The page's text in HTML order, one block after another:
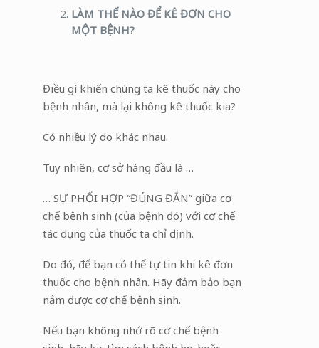
LÀM THẾ NÀO ĐỂ KÊ ĐƠN CHO
MỘT BỆNH?
Điều gì khiến chúng ta kê thuốc này cho
bệnh nhân, mà lại không kê thuốc kia?
Có nhiều lý do khác nhau.
Tuy nhiên, cơ sở hàng đầu là …
… SỰ PHỐI HỢP “ĐÚNG ĐẮN” giữa cơ
chế bệnh sinh (của bệnh đó) với cơ chế
tác dụng của thuốc ta chỉ định.
Do đó, để bạn có thể tự tin khi kê đơn
thuốc cho bệnh nhân. Hãy đảm bảo bạn
nắm được cơ chế bệnh sinh.
Nếu bạn không nhớ rõ cơ chế bệnh